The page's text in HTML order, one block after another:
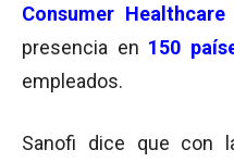
Consumer Healthcare
presencia en 150
empleados.
Sanofi dice que con